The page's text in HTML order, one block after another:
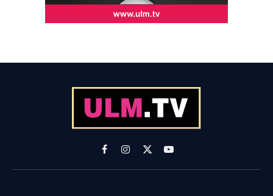
FacebookInstagram
X
(Twitter)
YouTube